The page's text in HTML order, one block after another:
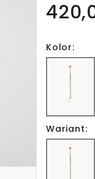
Kolor:
Wariant: